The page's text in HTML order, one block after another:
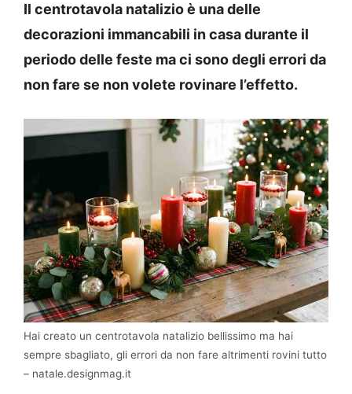
Il centrotavola natalizio è una delle
decorazioni immancabili in casa durante il
periodo delle feste ma ci sono degli errori da
non fare se non volete rovinare l’effetto.
Hai creato un centrotavola natalizio bellissimo ma hai
sempre sbagliato, gli errori da non fare altrimenti rovini tutto
– natale.designmag.it